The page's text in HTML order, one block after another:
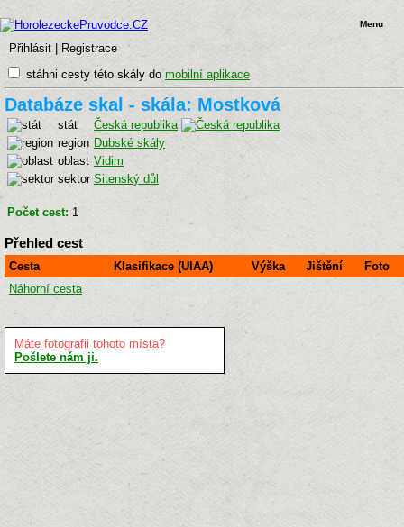
Přihlásit Registrace
Menu
stáhni cesty této skály domobilní aplikace
Databáze skal - skála: Mostková
stát
Česká republika
region Dubské skály
oblast Vidim
sektor Sitenský důl
Počet cest: 1
Přehled cest
Cesta Klasifikace (UIAA) Výška Jištění
Foto
Náhorní cesta
Máte fotografii tohoto místa?
Pošlete nám ji.